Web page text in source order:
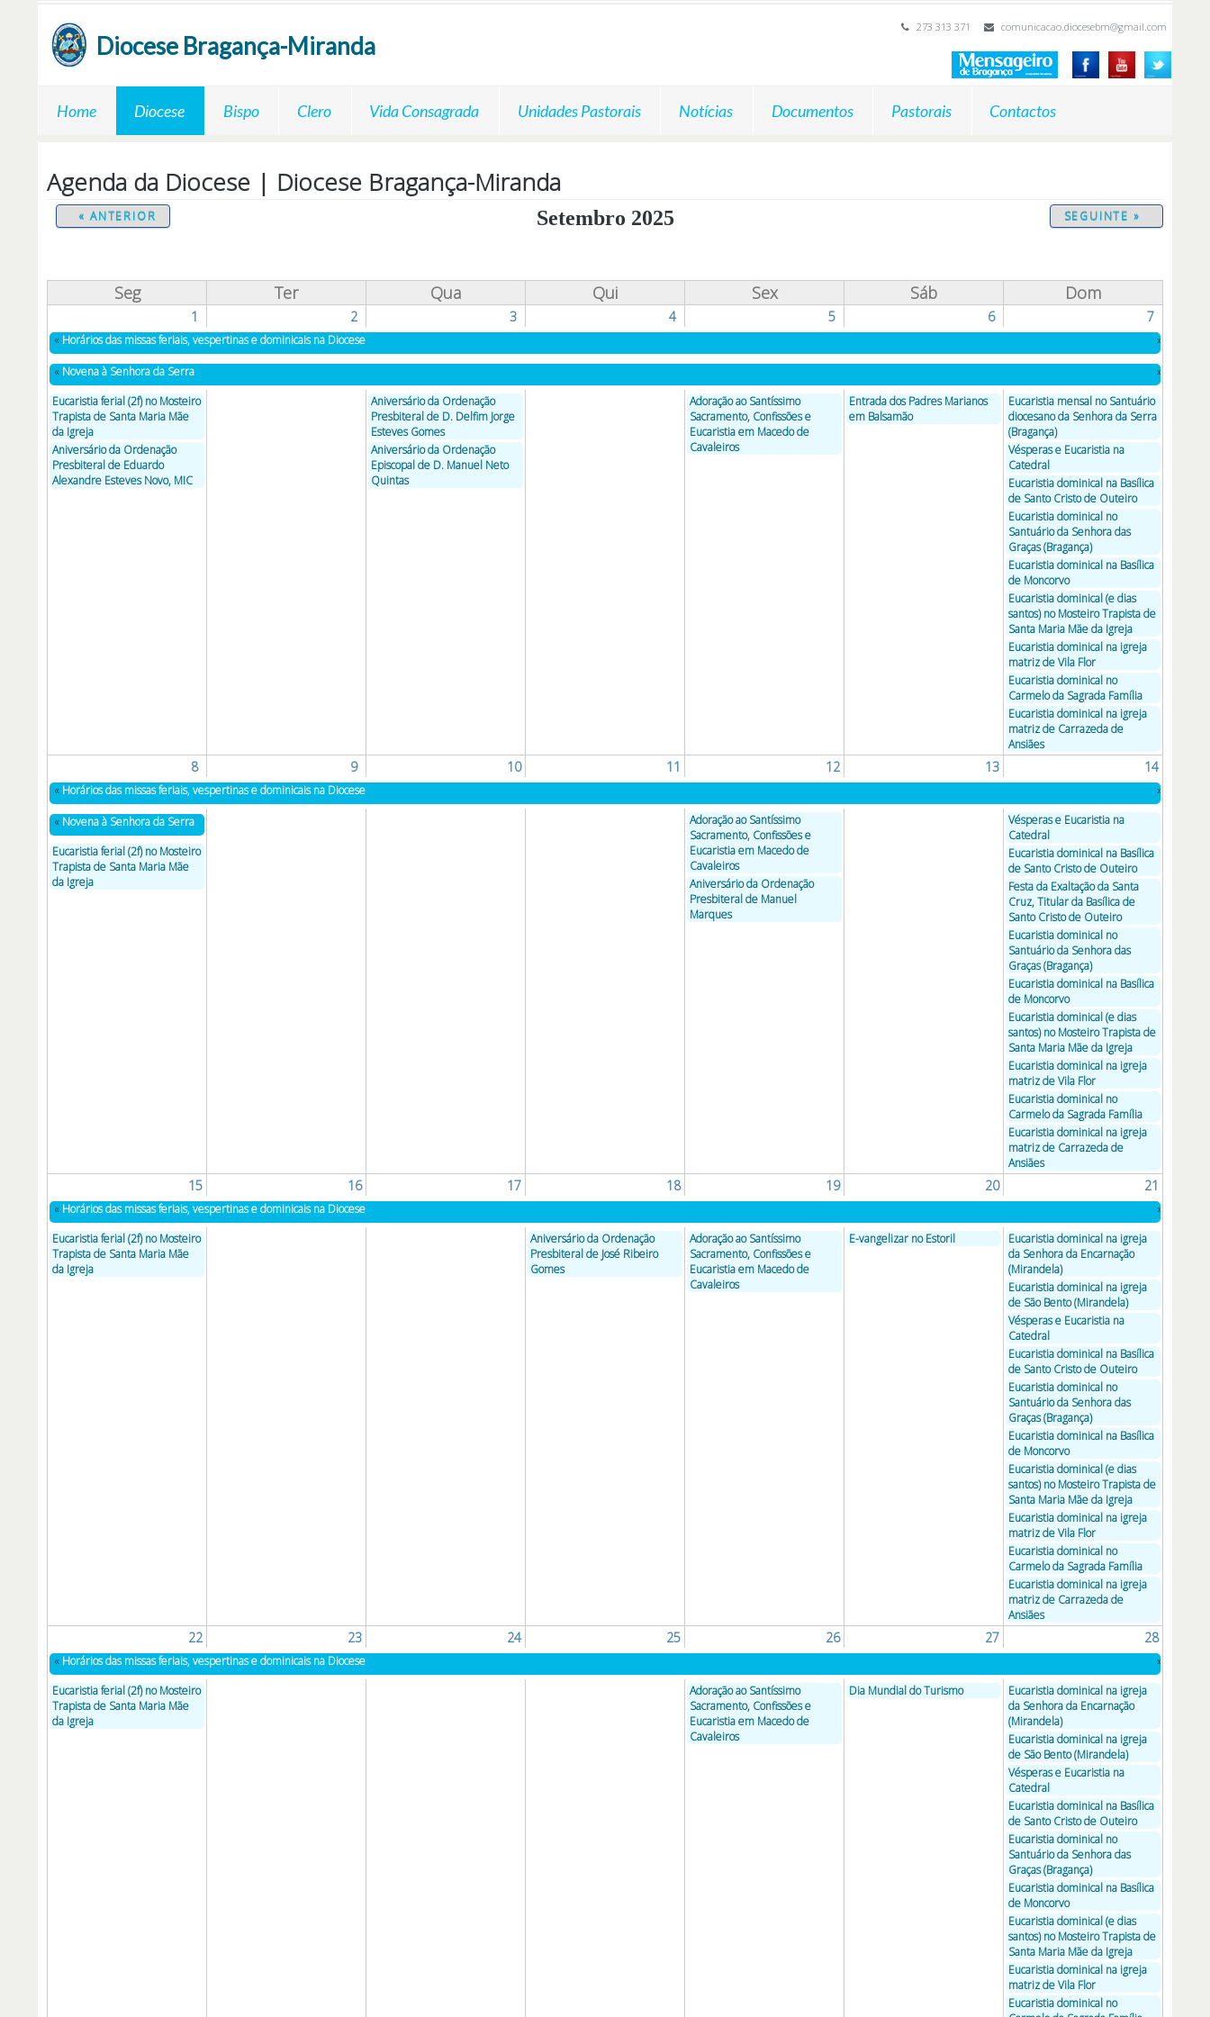
Diocese Bragança-Miranda
273 313 371 comunicacao.diocesebm@gmail.com
Home Diocese Bispo Clero Vida Consagrada Unidades Pastorais Notícias Documentos Pastorais Contactos
Agenda da Diocese | Diocese Bragança-Miranda
Setembro 2025
« ANTERIOR SEGUINTE »
Seg Ter Qua Qui Sex Sáb Dom
1 2 3 4 5 6 7
« Horários das missas feriais, vespertinas e dominicais na Diocese »
« Novena à Senhora da Serra
»
Eucaristia ferial (2f) no Mosteiro
Trapista de Santa Maria Mãe
da Igreja
Aniversário da Ordenação
Presbiteral de Eduardo
Alexandre Esteves Novo, MIC
Aniversário da Ordenação
Presbiteral de D. Delfim Jorge
Esteves Gomes
Aniversário da Ordenação
Episcopal de D. Manuel Neto
Quintas
Adoração ao Santíssimo
Sacramento, Confissões e
Eucaristia em Macedo de
Cavaleiros
Entrada dos Padres Marianos
em Balsamão
Eucaristia mensal no Santuário
diocesano da Senhora da Serra
(Bragança)
Vésperas e Eucaristia na
Catedral
Eucaristia dominical na Basílica
de Santo Cristo de Outeiro
Eucaristia dominical no
Santuário da Senhora das
Graças (Bragança)
Eucaristia dominical na Basílica
de Moncorvo
Eucaristia dominical (e dias
santos) no Mosteiro Trapista de
Santa Maria Mãe da Igreja
Eucaristia dominical na igreja
matriz de Vila Flor
Eucaristia dominical no
Carmelo da Sagrada Família
Eucaristia dominical na igreja
matriz de Carrazeda de
Ansiães
8 9 10 11 12 13 14
« Horários das missas feriais, vespertinas e dominicais na Diocese »
« Novena à Senhora da Serra
Adoração ao Santíssimo
Sacramento, Confissões e
Eucaristia em Macedo de
Cavaleiros
Aniversário da Ordenação
Presbiteral de Manuel
Marques
Vésperas e Eucaristia na
Catedral
Eucaristia dominical na Basílica
de Santo Cristo de Outeiro
Festa da Exaltação da Santa
Cruz, Titular da Basílica de
Santo Cristo de Outeiro
Eucaristia dominical no
Santuário da Senhora das
Graças (Bragança)
Eucaristia dominical na Basílica
de Moncorvo
Eucaristia dominical (e dias
santos) no Mosteiro Trapista de
Santa Maria Mãe da Igreja
Eucaristia dominical na igreja
matriz de Vila Flor
Eucaristia dominical no
Carmelo da Sagrada Família
Eucaristia dominical na igreja
matriz de Carrazeda de
Ansiães
Eucaristia ferial (2f) no Mosteiro
Trapista de Santa Maria Mãe
da Igreja
15 16 17 18 19 20 21
« Horários das missas feriais, vespertinas e dominicais na Diocese
»
Eucaristia ferial (2f) no Mosteiro
Trapista de Santa Maria Mãe
da Igreja
Aniversário da Ordenação
Presbiteral de José Ribeiro
Gomes
Adoração ao Santíssimo
Sacramento, Confissões e
Eucaristia em Macedo de
Cavaleiros
E-vangelizar no Estoril
Eucaristia dominical na igreja
da Senhora da Encarnação
(Mirandela)
Eucaristia dominical na igreja
de São Bento (Mirandela)
Vésperas e Eucaristia na
Catedral
Eucaristia dominical na Basílica
de Santo Cristo de Outeiro
Eucaristia dominical no
Santuário da Senhora das
Graças (Bragança)
Eucaristia dominical na Basílica
de Moncorvo
Eucaristia dominical (e dias
santos) no Mosteiro Trapista de
Santa Maria Mãe da Igreja
Eucaristia dominical na igreja
matriz de Vila Flor
Eucaristia dominical no
Carmelo da Sagrada Família
Eucaristia dominical na igreja
matriz de Carrazeda de
Ansiães
22 23 24 25 26 27 28
« Horários das missas feriais, vespertinas e dominicais na Diocese
»
Eucaristia ferial (2f) no Mosteiro
Trapista de Santa Maria Mãe
da Igreja
Adoração ao Santíssimo
Sacramento, Confissões e
Eucaristia em Macedo de
Cavaleiros
Dia Mundial do Turismo
Eucaristia dominical na igreja
da Senhora da Encarnação
(Mirandela)
Eucaristia dominical na igreja
de São Bento (Mirandela)
Vésperas e Eucaristia na
Catedral
Eucaristia dominical na Basílica
de Santo Cristo de Outeiro
Eucaristia dominical no
Santuário da Senhora das
Graças (Bragança)
Eucaristia dominical na Basílica
de Moncorvo
Eucaristia dominical (e dias
santos) no Mosteiro Trapista de
Santa Maria Mãe da Igreja
Eucaristia dominical na igreja
matriz de Vila Flor
Eucaristia dominical no